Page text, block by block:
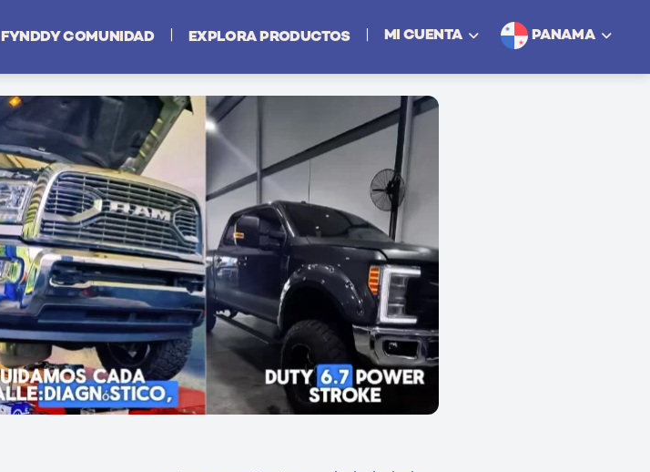
FYNDDY COMUNIDAD EXPLORA PRODUCTOS MI CUENTA
Iniciar Sesión
PANAMA